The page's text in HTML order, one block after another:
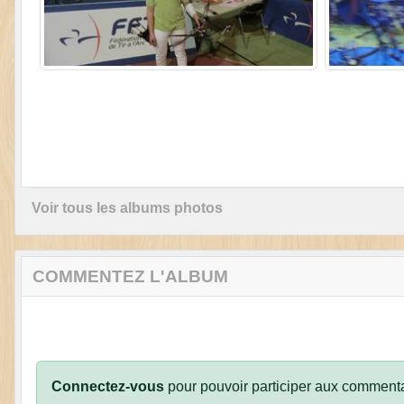
Voir tous les albums photos
COMMENTEZ L'ALBUM
Connectez-vous pour pouvoir participer aux